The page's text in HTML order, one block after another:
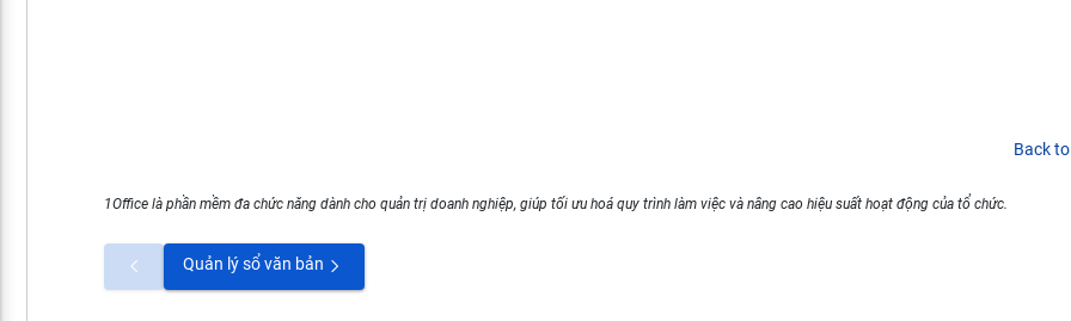
Back
1Office là phần mềm đa chức năng dành cho quản trị doanh nghiệp, giúp tối ưu hoá quy trình làm việc và nâng cao hiệu suất hoạt động của tổ chức.
Quản lý sổ văn bản